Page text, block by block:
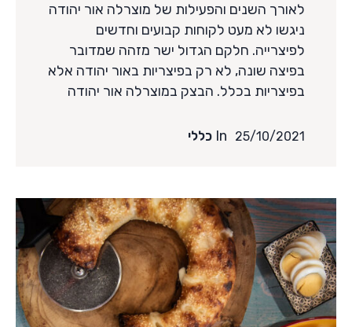
לאפס
את
כל
האפשרויות
cached
לאורך השנים והפעילות של מוצרלה אור יהודה
ניגשו לא מעט לקוחות קבועים וחדשים
לפיצרייה. חלקם הגדול ישר מזהה שמדובר
בפיצה שונה, לא רק בפיצריות באור יהודה אלא
בפיצריות בכלל. הבצק במוצרלה אור יהודה
25/10/2021
In כללי